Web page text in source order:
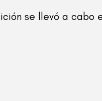
se llevó a cabo